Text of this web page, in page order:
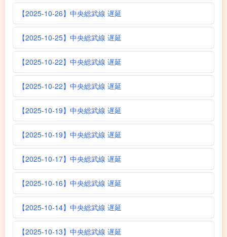
【2025-10-26】中央総武線 遅延
【2025-10-25】中央総武線 遅延
【2025-10-22】中央総武線 遅延
【2025-10-22】中央総武線 遅延
【2025-10-19】中央総武線 遅延
【2025-10-19】中央総武線 遅延
【2025-10-17】中央総武線 遅延
【2025-10-16】中央総武線 遅延
【2025-10-14】中央総武線 遅延
【2025-10-13】中央総武線 遅延